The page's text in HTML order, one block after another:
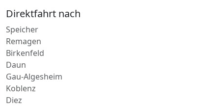
Direktfahrt nach
Speicher
Remagen
Birkenfeld
Daun
Gau-Algesheim
Koblenz